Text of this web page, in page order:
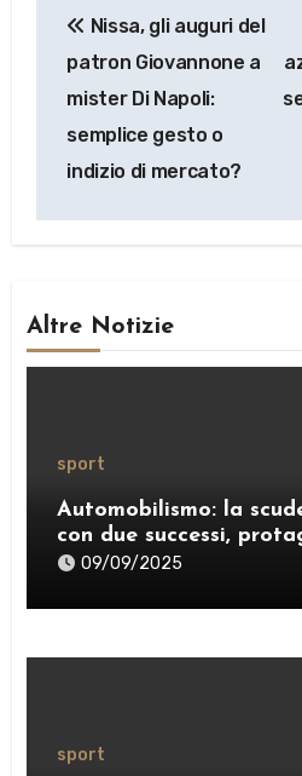
articoli
Nissa, gli auguri del
patron Giovannone a
mister Di Napoli:
semplice gesto o
indizio di mercato?
Altre Notizie
sport
Automobilismo: la
con due successi,
weekend
09/09/2025
sport